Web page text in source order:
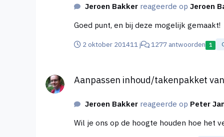
Jeroen Bakker reageerde opJeroen
Goed punt, en bij deze mogelijk gemaakt!
2 oktober 201411 j 1277 antwoorden 1
Aanpassen inhoud/takenpakket
Jeroen Bakker reageerde op Peter
Wil je ons op de hoogte houden hoe het